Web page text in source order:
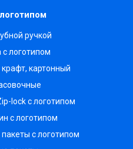
ручкой
с логотипом
картонный
lock с логотипом
с логотипом
с логотипом